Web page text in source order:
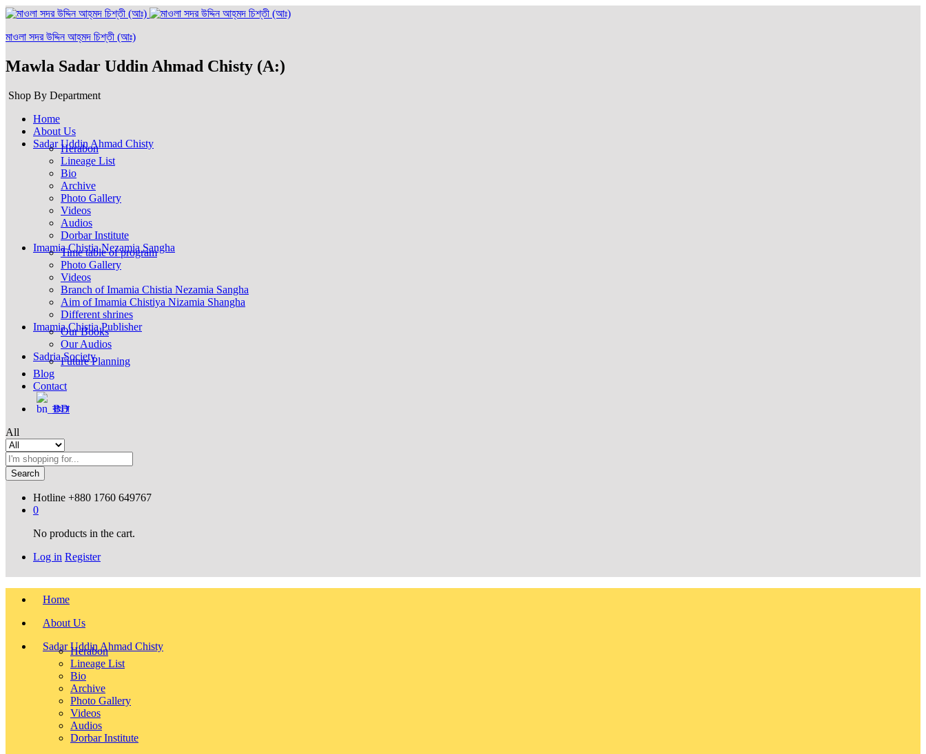
মাওলা সদর উদ্দিন আহ্‌মদ চিশ্‌তী (আঃ)
Mawla Sadar Uddin Ahmad Chisty (A:)
Shop By Department
Home
About Us
Sadar Uddin Ahmad Chisty
Herabon
Lineage List
Bio
Archive
Photo Gallery
Videos
Audios
Dorbar Institute
Imamia Chistia Nezamia Sangha
Time table of program
Photo Gallery
Videos
Branch of Imamia Chistia Nezamia Sangha
Aim of Imamia Chistiya Nizamia Shangha
Different shrines
Imamia Chistia Publisher
Our Books
Our Audios
Sadria Society
Future Planning
Blog
Contact
বাংলা
All
Search
Hotline +880 1760 649767
0
No products in the cart.
Log in Register
Home
About Us
Sadar Uddin Ahmad Chisty
Herabon
Lineage List
Bio
Archive
Photo Gallery
Videos
Audios
Dorbar Institute